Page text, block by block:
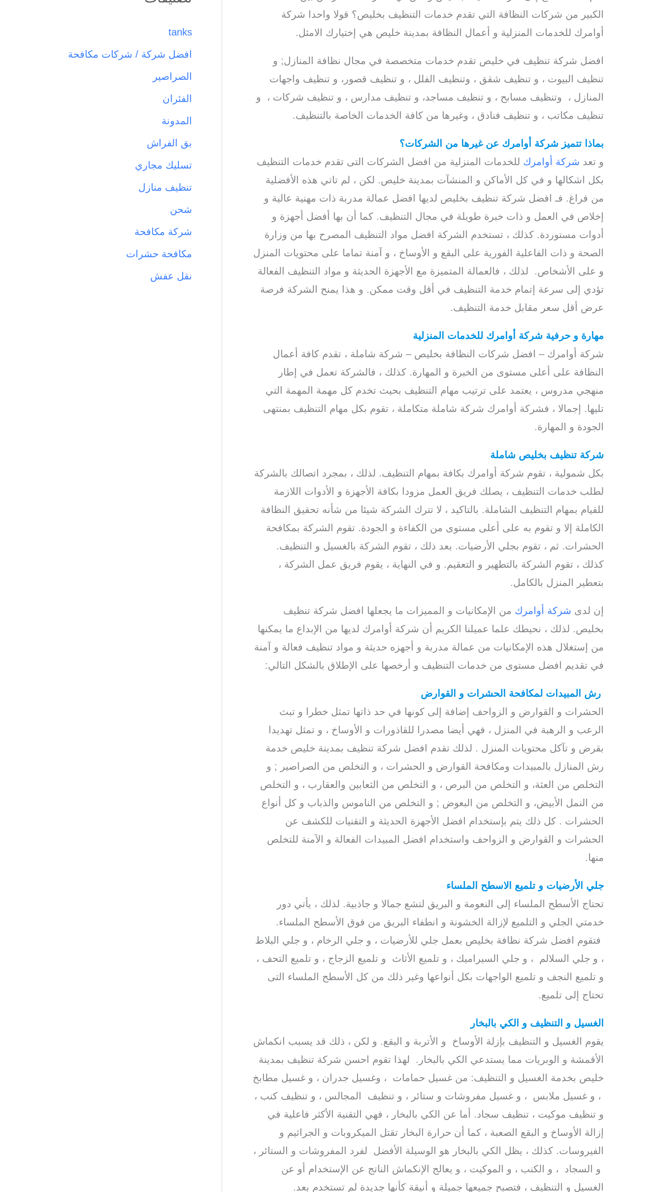
الكبير من شركات النظافة التي تقدم خدمات التنظيف بخليص؟ قولا واحدا شركة
أوامرك للخدمات المنزلية و أعمال النظافة بمدينة خليص هي إختيارك الامثل.
افضل شركة تنظيف في خليص تقدم خدمات متخصصة في مجال نظافة المنازل; و
تنظيف البيوت ، و تنظيف شقق ، وتنظيف الفلل ، و تنظيف قصور، و تنظيف واجهات
المنازل ، وتنظيف مسابح ، و تنظيف مساجد، و تنظيف مدارس ، و تنظيف شركات ، و
تنظيف مكاتب ، و تنظيف فنادق ، وغيرها من كافة الخدمات الخاصة بالتنظيف.
بماذا تتميز شركة أوامرك عن غيرها من الشركات؟
و تعد شركة أوامرك للخدمات المنزلية من افضل الشركات التى تقدم خدمات التنظيف
بكل اشكالها و في كل الأماكن و المنشآت بمدينة خليص. لكن ، لم تاتي هذه الأفضلية
من فراغ. فـ افضل شركة تنظيف بخليص لديها افضل عمالة مدربة ذات مهنية عالية و
إخلاص في العمل و ذات خبرة طويلة في مجال التنظيف. كما أن بها أفضل أجهزة و
أدوات مستوردة. كذلك ، تستخدم الشركة افضل مواد التنظيف المصرح بها من وزارة
الصحة و ذات الفاعلية الفورية على البقع و الأوساخ ، و آمنة تماما على محتويات المنزل
و على الأشخاص. لذلك ، فالعمالة المتميزة مع الأجهزة الحديثة و مواد التنظيف الفعالة
تؤدي إلى سرعة إتمام خدمة التنظيف في أقل وقت ممكن. و هذا يمنح الشركة فرصة
عرض أقل سعر مقابل خدمة التنظيف.
مهارة و حرفية شركة أوامرك للخدمات المنزلية
شركة أوامرك – افضل شركات النظافة بخليص – شركة شاملة ، تقدم كافة أعمال
النظافة على أعلى مستوى من الخبرة و المهارة. كذلك ، فالشركة تعمل في إطار
منهجي مدروس ، يعتمد على ترتيب مهام التنظيف بحيث تخدم كل مهمة المهمة التي
تليها. إجمالا ، فشركة أوامرك شركة شاملة متكاملة ، تقوم بكل مهام التنظيف بمنتهى
الجودة و المهارة.
شركة تنظيف بخليص شاملة
بكل شمولية ، تقوم شركة أوامرك بكافة بمهام التنظيف. لذلك ، بمجرد اتصالك بالشركة
لطلب خدمات التنظيف ، يصلك فريق العمل مزودا بكافة الأجهزة و الأدوات اللازمة
للقيام بمهام التنظيف الشاملة. بالتاكيد ، لا تترك الشركة شيئا من شأنه تحقيق النظافة
الكاملة إلا و تقوم به على أعلى مستوى من الكفاءة و الجودة. تقوم الشركة بمكافحة
الحشرات. ثم ، تقوم بجلي الأرضيات. بعد ذلك ، تقوم الشركة بالغسيل و التنظيف.
كذلك ، تقوم الشركة بالتطهير و التعقيم. و في النهاية ، يقوم فريق عمل الشركة ،
بتعطير المنزل بالكامل.
إن لدى شركة أوامرك من الإمكانيات و المميزات ما يجعلها افضل شركة تنظيف
بخليص. لذلك ، نحيطك علما عميلنا الكريم أن شركة أوامرك لديها من الإبداع ما يمكنها
من إستغلال هذه الإمكانيات من عمالة مدربة و أجهزه حديثة و مواد تنظيف فعالة و آمنة
في تقديم افضل مستوى من خدمات التنظيف و أرخصها على الإطلاق بالشكل التالي:
رش المبيدات لمكافحة الحشرات و القوارض
الحشرات و القوارض و الزواحف إضافة إلى كونها في حد ذاتها تمثل خطرا و تبث
الرعب و الرهبة في المنزل ، فهي أيضا مصدرا للقاذورات و الأوساخ ، و تمثل تهديدا
بقرض و تآكل محتويات المنزل . لذلك تقدم افضل شركة تنظيف بمدينة خليص خدمة
رش المنازل بالمبيدات ومكافحة القوارض و الحشرات ، و التخلص من الصراصير ; و
التخلص من العثة، و التخلص من البرص ، و التخلص من الثعابين والعقارب ، و التخلص
من النمل الأبيض، و التخلص من البعوض ; و التخلص من الناموس والذباب و كل أنواع
الحشرات . كل ذلك يتم بإستخدام افضل الأجهزة الحديثة و التقنيات للكشف عن
الحشرات و القوارض و الزواحف واستخدام افضل المبيدات الفعالة و الآمنة للتخلص
منها.
جلي الأرضيات و تلميع الاسطح الملساء
تحتاج الأسطح الملساء إلى النعومة و البريق لتشع جمالا و جاذبية. لذلك ، يأتي دور
خدمتي الجلي و التلميع لإزالة الخشونة و انطفاء البريق من فوق الأسطح الملساء.
فتقوم افضل شركة نظافة بخليص بعمل جلي للأرضيات ، و جلي الرخام ، و جلي البلاط
، و جلي السلالم ، و جلي السيراميك ، و تلميع الأثاث و تلميع الزجاج ، و تلميع التحف ،
و تلميع النجف و تلميع الواجهات بكل أنواعها وغير ذلك من كل الأسطح الملساء التى
تحتاج إلى تلميع.
الغسيل و التنظيف و الكي بالبخار
يقوم الغسيل و التنظيف بإزلة الأوساخ و الأتربة و البقع. و لكن ، ذلك قد يسبب انكماش
الأقمشة و الوبريات مما يستدعي الكي بالبخار. لهذا تقوم احسن شركة تنظيف بمدينة
خليص بخدمة الغسيل و التنظيف: من غسيل حمامات ، وغسيل جدران ، و غسيل مطابخ
، و غسيل ملابس ، و غسيل مفروشات و ستائر ، و تنظيف المجالس ، و تنظيف كنب ،
و تنظيف موكيت ، تنظيف سجاد. أما عن الكي بالبخار ، فهي التقنية الأكثر فاعلية في
إزالة الأوساخ و البقع الصعبة ، كما أن حرارة البخار تقتل الميكروبات و الجراثيم و
الفيروسات. كذلك ، يظل الكي بالبخار هو الوسيلة الأفضل لفرد المفروشات و الستائر ،
و السجاد ، و الكنب ، و الموكيت ، و يعالج الإنكماش الناتج عن الإستخدام أو عن
الغسيل و التنظيف ، فتصبح جميعها جميلة و أنيقة كأنها جديدة لم تستخدم بعد.
tanks
افضل شركة / شركات مكافحة
الصراصير
الفئران
المدونة
بق الفراش
تسليك مجاري
تنظيف منازل
شحن
شركة مكافحة
مكافحة حشرات
نقل عفش